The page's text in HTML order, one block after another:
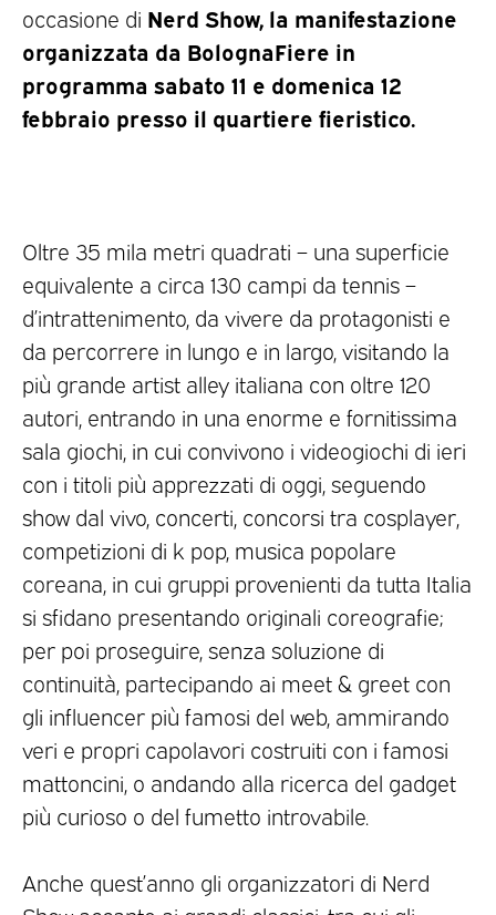
occasione di Nerd Show, la manifestazione
organizzata da BolognaFiere in
programma sabato 11 e domenica 12
febbraio presso il quartiere fieristico.
Oltre 35 mila metri quadrati – una superficie
equivalente a circa 130 campi da tennis –
d’intrattenimento, da vivere da protagonisti e
da percorrere in lungo e in largo, visitando la
più grande artist alley italiana con oltre 120
autori, entrando in una enorme e fornitissima
sala giochi, in cui convivono i videogiochi di ieri
con i titoli più apprezzati di oggi, seguendo
show dal vivo, concerti, concorsi tra cosplayer,
competizioni di k pop, musica popolare
coreana, in cui gruppi provenienti da tutta Italia
si sfidano presentando originali coreografie;
per poi proseguire, senza soluzione di
continuità, partecipando ai meet & greet con
gli influencer più famosi del web, ammirando
veri e propri capolavori costruiti con i famosi
mattoncini, o andando alla ricerca del gadget
più curioso o del fumetto introvabile.
Anche quest’anno gli organizzatori di Nerd